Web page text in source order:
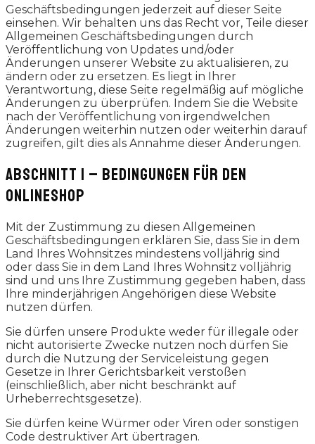
Geschäftsbedingungen jederzeit auf dieser Seite
einsehen. Wir behalten uns das Recht vor, Teile dieser
Allgemeinen Geschäftsbedingungen durch
Veröffentlichung von Updates und/oder
Änderungen unserer Website zu aktualisieren, zu
ändern oder zu ersetzen. Es liegt in Ihrer
Verantwortung, diese Seite regelmäßig auf mögliche
Änderungen zu überprüfen. Indem Sie die Website
nach der Veröffentlichung von irgendwelchen
Änderungen weiterhin nutzen oder weiterhin darauf
zugreifen, gilt dies als Annahme dieser Änderungen.
ABSCHNITT 1 – BEDINGUNGEN FÜR DEN
ONLINESHOP
Mit der Zustimmung zu diesen Allgemeinen
Geschäftsbedingungen erklären Sie, dass Sie in dem
Land Ihres Wohnsitzes mindestens volljährig sind
oder dass Sie in dem Land Ihres Wohnsitz volljährig
sind und uns Ihre Zustimmung gegeben haben, dass
Ihre minderjährigen Angehörigen diese Website
nutzen dürfen.
Sie dürfen unsere Produkte weder für illegale oder
nicht autorisierte Zwecke nutzen noch dürfen Sie
durch die Nutzung der Serviceleistung gegen
Gesetze in Ihrer Gerichtsbarkeit verstoßen
(einschließlich, aber nicht beschränkt auf
Urheberrechtsgesetze).
Sie dürfen keine Würmer oder Viren oder sonstigen
Code destruktiver Art übertragen.